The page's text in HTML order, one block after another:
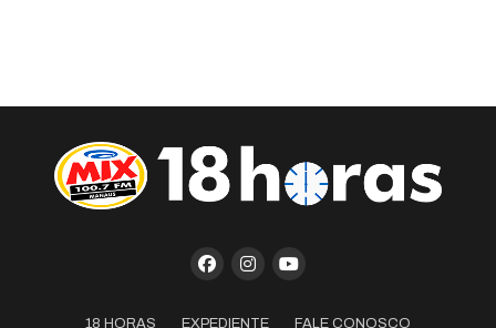
18 HORAS EXPEDIENTE FALE CONOSCO